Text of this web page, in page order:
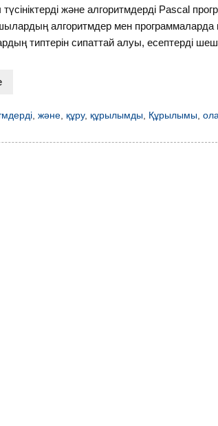
және алгоритмдерді Pascal
алгоритмдер мен
типтерін сипаттай алуы, есептерді
,және, құру, құрылымды, Құрылымы,